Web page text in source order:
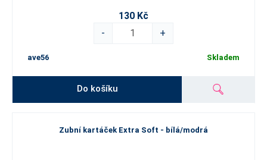
130 Kč
-
+
ave56 Skladem
Do košíku
Zubní kartáček Extra Soft - bílá/modrá